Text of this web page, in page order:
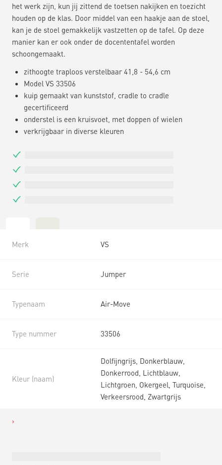
het werk zijn, kun jij zittend de toetsen nakijken en toezicht
houden op de klas. Door middel van een haakje aan de stoel,
kan je de stoel gemakkelijk vastzetten op de tafel. Op deze
manier kan er ook onder de docententafel worden
schoongemaakt.
zithoogte traploos verstelbaar 41,8 - 54,6 cm
Model VS 33506
kuip gemaakt van kunststof, cradle to cradle
gecertificeerd
onderstel is een kruisvoet, met doppen of wielen
verkrijgbaar in diverse kleuren
Merk VS
Serie Jumper
Typenaam Air-Move
Type nummer 33506
Kleur (naam)
Dolfijngrijs, Donkerblauw,
Donkerrood, Lichtblauw,
Lichtgroen, Okergeel, Turquoise,
Verkeersrood, Zwartgrijs